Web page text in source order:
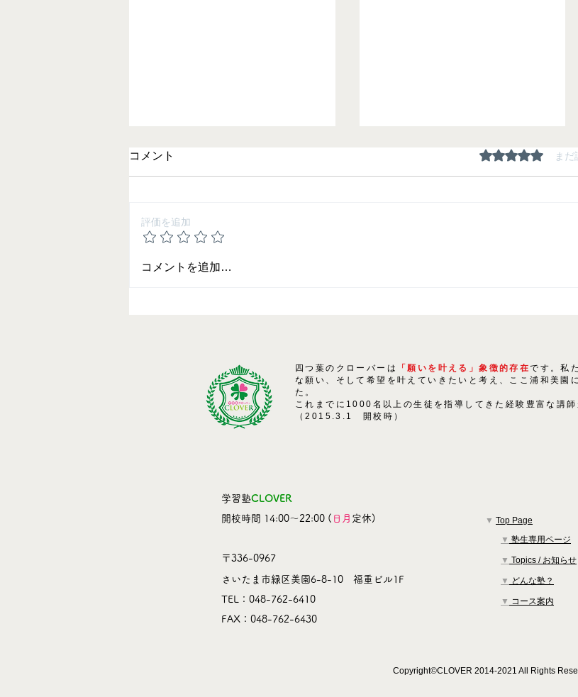
2025 夏期講習の御案内
コメント 5つ星のうち0と
ま
評価を追加
コメントを追加…
四つ葉のクローバーは 「願いを叶える」象徴的存在です。私
な願い、そして希望を叶えていきたいと考え、ここ浦和美園
た。
これまでに1000名以上の生徒を指導してきた経験豊富な講師
（2015.3.1 開校時）
学習塾CLOVER
​開校時間 14:00～22:00 ( 日月 定休)
〒336-0967
さいたま市緑区美園6-8-10 福重ビル1F
TEL：048-762-6410
​FAX：048-762-6430
▼ Top Page
▼ 塾生専用ページ
▼ Topics / お知らせ
▼ どんな塾？
▼ コース案内
Copyright©CLOVER 2014-2021 All Rights